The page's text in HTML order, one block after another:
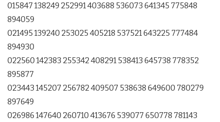
015847 138249 252991 403688 536073 641345 775848
894059
021495 139240 253025 405218 537521 643225 777484
894930
022560 142383 255342 408291 538413 645738 778352
895877
023443 145207 256782 409507 538638 649600 780279
897649
026986 147640 260710 413676 539077 650778 781143